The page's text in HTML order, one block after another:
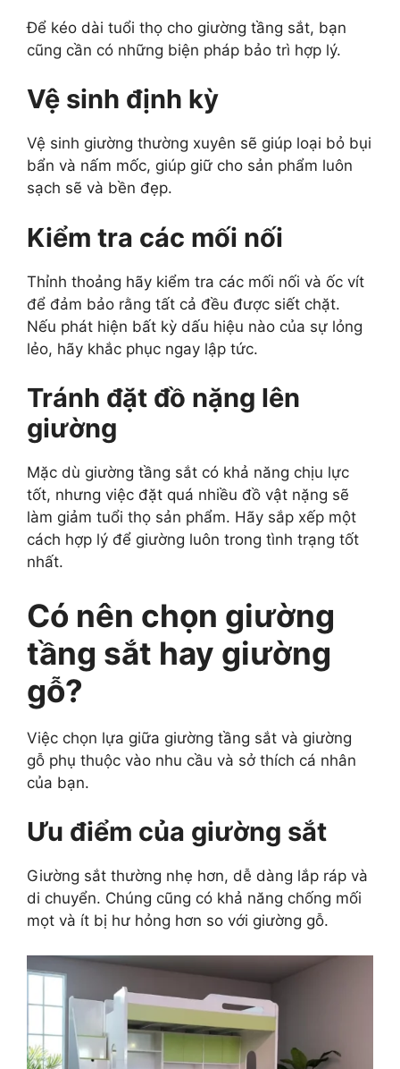
Để kéo dài tuổi thọ cho giường tầng sắt, bạn
cũng cần có những biện pháp bảo trì hợp lý.
Vệ sinh định kỳ
Vệ sinh giường thường xuyên sẽ giúp loại bỏ bụi
bẩn và nấm mốc, giúp giữ cho sản phẩm luôn
sạch sẽ và bền đẹp.
Kiểm tra các mối nối
Thỉnh thoảng hãy kiểm tra các mối nối và ốc vít
để đảm bảo rằng tất cả đều được siết chặt.
Nếu phát hiện bất kỳ dấu hiệu nào của sự lỏng
lẻo, hãy khắc phục ngay lập tức.
Tránh đặt đồ nặng lên
giường
Mặc dù giường tầng sắt có khả năng chịu lực
tốt, nhưng việc đặt quá nhiều đồ vật nặng sẽ
làm giảm tuổi thọ sản phẩm. Hãy sắp xếp một
cách hợp lý để giường luôn trong tình trạng tốt
nhất.
Có nên chọn giường
tầng sắt hay giường
gỗ?
Việc chọn lựa giữa giường tầng sắt và giường
gỗ phụ thuộc vào nhu cầu và sở thích cá nhân
của bạn.
Ưu điểm của giường sắt
Giường sắt thường nhẹ hơn, dễ dàng lắp ráp và
di chuyển. Chúng cũng có khả năng chống mối
mọt và ít bị hư hỏng hơn so với giường gỗ.